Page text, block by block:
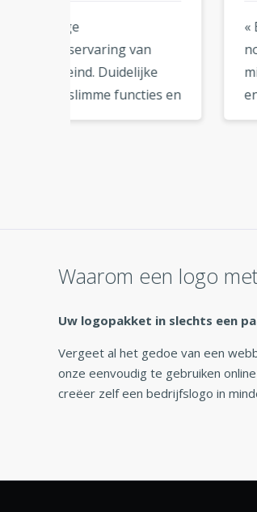
« Een logo maken was nog
nooit zo eenvoudig. Ik had
mijn bestanden binnen
enkele minuten
en kon ze meteen
Waarom een logo
Uw logopakket in slechts een
Vergeet al het gedoe van een
onze eenvoudig te gebruiken
creëer zelf een bedrijfslogo in